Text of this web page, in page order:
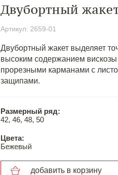
Двубортный
Артикул: 2659-01
Двубортный жакет выделяет
высоким содержанием
прорезными карманами с
защипами.
Размерный ряд:
42, 46, 48, 50
Цвета:
Бежевый
добавить в корзину